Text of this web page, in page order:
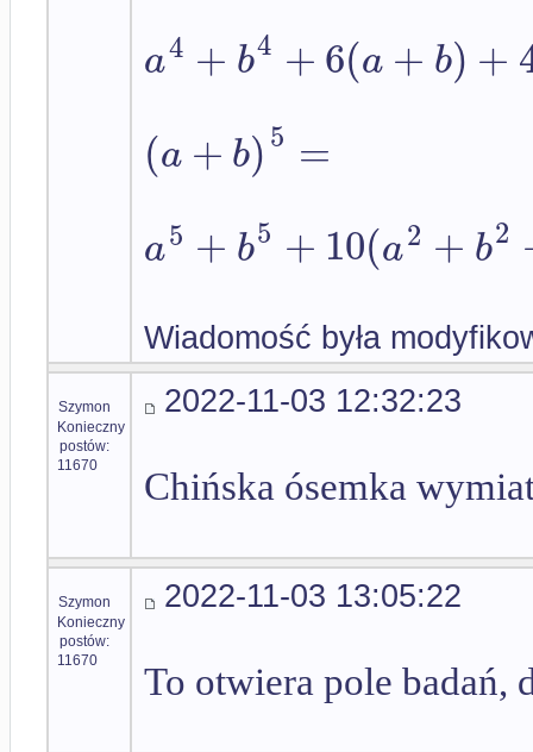
a4 + b4 +6(a + b) +
(a + b)5 =
a5 + b5 +10(a2 + b2
Wiadomość była
Szymon
Konieczny
postów:
11670
2022-11-03 12:32:23
Chińska ósemka
Szymon
Konieczny
postów:
11670
2022-11-03 13:05:22
To otwiera pole badań,